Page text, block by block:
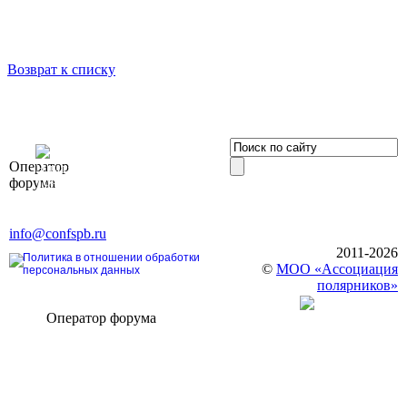
Возврат к списку
Оператор
форума
Элит»
196191, г. Санкт-Петербург,
info@confspb.ru
Политика в отношении обработки
персональных данных
2011-2026
© МОО «Ассоциация
полярников»
Оператор форума